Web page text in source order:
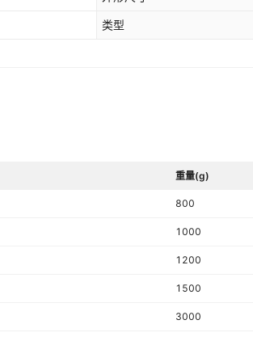
类型
重量(g)
800
1000
1200
1500
3000